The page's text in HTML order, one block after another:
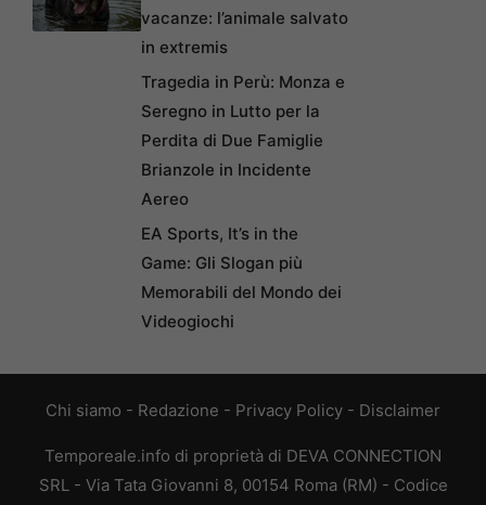
vacanze: l’animale salvato
in extremis
Tragedia in Perù: Monza e
Seregno in Lutto per la
Perdita di Due Famiglie
Brianzole in Incidente
Aereo
EA Sports, It’s in the
Game: Gli Slogan più
Memorabili del Mondo dei
Videogiochi
Chi siamo - Redazione - Privacy Policy - Disclaimer
Temporeale.info di proprietà di DEVA CONNECTION
SRL - Via Tata Giovanni 8, 00154 Roma (RM) - Codice